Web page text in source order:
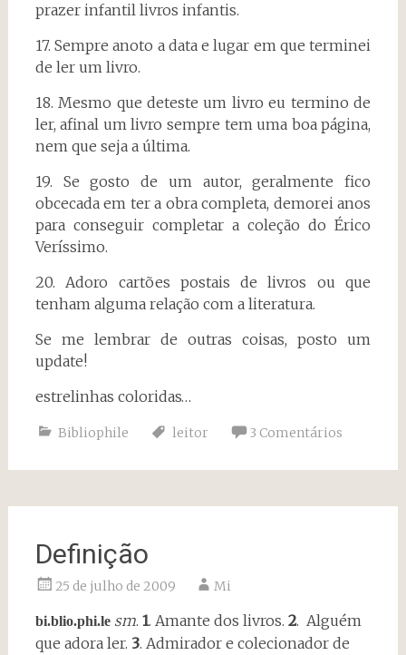
prazer infantil livros infantis.
17. Sempre anoto a data e lugar em que terminei
de ler um livro.
18. Mesmo que deteste um livro eu termino de
ler, afinal um livro sempre tem uma boa página,
nem que seja a última.
19. Se gosto de um autor, geralmente fico
obcecada em ter a obra completa, demorei anos
para conseguir completar a coleção do Érico
Veríssimo.
20. Adoro cartões postais de livros ou que
tenham alguma relação com a literatura.
Se me lembrar de outras coisas, posto um
update!
estrelinhas coloridas…
Bibliophile leitor 3 Comentários
Definição
25 de julho de 2009 Mi
bi.blio.phi.lesm. 1. Amante dos livros. 2. Alguém
que adora ler. 3. Admirador e colecionador de